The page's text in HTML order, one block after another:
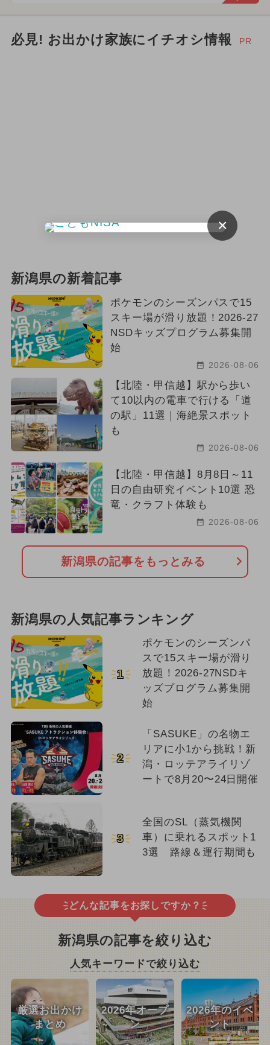
夏休み（日帰り）
必見! お出かけ家族にイチオシ情報 PR
新潟県の新着記事
ポケモンのシーズンパスで15
スキー場が滑り放題！2026-27
NSDキッズプログラム募集開
始
2026-08-06
【北陸・甲信越】駅から歩い
て10以内の電車で行ける「道
の駅」11選｜海絶景スポット
も
2026-08-06
【北陸・甲信越】8月8日～11
日の自由研究イベント10選 恐
竜・クラフト体験も
2026-08-06
新潟県の記事をもっとみる
新潟県の人気記事ランキング
1
ポケモンのシーズンパ
スで15スキー場が滑り
放題！2026-27NSDキ
ッズプログラム募集開
始
2
「SASUKE」の名物エ
リアに小1から挑戦！新
潟・ロッテアライリゾ
ートで8月20〜24日開催
3
全国のSL（蒸気機関
車）に乗れるスポット1
3選 路線＆運行期間も
どんな記事をお探しですか？
新潟県の記事を絞り込む
人気キーワードで絞り込む
厳選お出かけ
まとめ
2026年オープ
ン
2026年のイベ
ント
×